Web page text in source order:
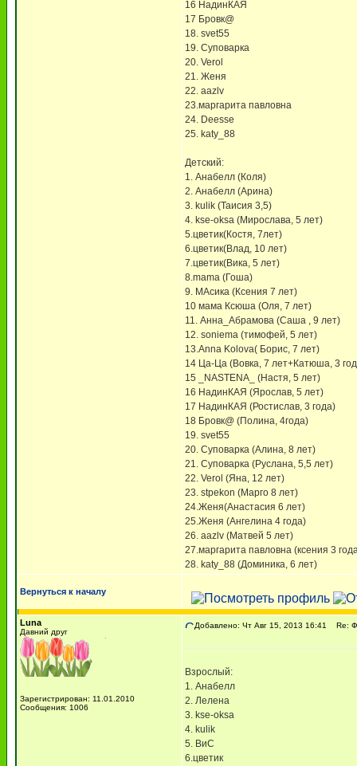
16 НадинКАЯ
17 Бровк@
18. svet55
19. Суповарка
20. Verol
21. Женя
22. aazlv
23.маргарита павловна
24. Deesse
25. katy_88
Детский:
1. Анабелл (Коля)
2. Анабелл (Арина)
3. kulik (Таисия 3,5)
4. kse-oksa (Мирослава, 5 лет)
5.цветик(Костя, 7лет)
6.цветик(Влад, 10 лет)
7.цветик(Вика, 5 лет)
8.mama (Гоша)
9. МАсика (Ксения 7 лет)
10 мама Ксюша (Оля, 7 лет)
11. Анна_Абрамова (Саша , 9 лет)
12. soniema (тимофей, 5 лет)
13.Anna Kolova( Борис, 7 лет)
14 Ца-Ца (Вовка, 7 лет+Катюша, 3
15 _NASTENA_ (Настя, 5 лет)
16 НадинКАЯ (Ярослав, 5 лет)
17 НадинКАЯ (Ростислав, 3 года)
18 Бровк@ (Полина, 4года)
19. svet55
20. Суповарка (Алина, 8 лет)
21. Суповарка (Руслана, 5,5 лет)
22. Verol (Яна, 12 лет)
23. stpekon (Марго 8 лет)
24.Женя(Анастасия 6 лет)
25.Женя (Ангелина 4 года)
26. aazlv (Матвей 5 лет)
27.маргарита павловна (ксения 3
28. katy_88 (Доминика, 6 лет)
Вернуться к началу
Luna
Давний друг
Зарегистрирован: 11.01.2010
Сообщения: 1006
Добавлено: Чт Авг 15, 2013 16:41 Re:
Взрослый:
1. Анабелл
2. Лелена
3. kse-oksa
4. kulik
5. ВиС
6.цветик